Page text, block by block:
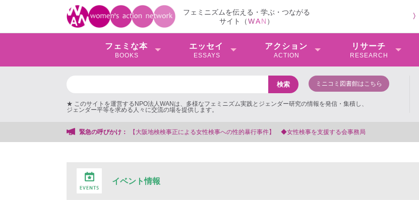
フェミニズムを伝える・学ぶ・つながる
サイト（WAN ）
〉
フェミな本
BOOKS
エッセイ
ESSAYS
アクション
ACTION
リサーチ
RESEARCH
ミニコミ図書館はこちら
★ このサイトを運営するNPO法人WANは、多様なフェミニズム実践とジェンダー研究の情報を発信・集積し、
ジェンダー平等を求める人々に交流の場を提供します。
緊急の呼びかけ：
阪地検検事正による女性検事への性的暴行事件】 ◆女性検事を支援する会事務局
イベント情報